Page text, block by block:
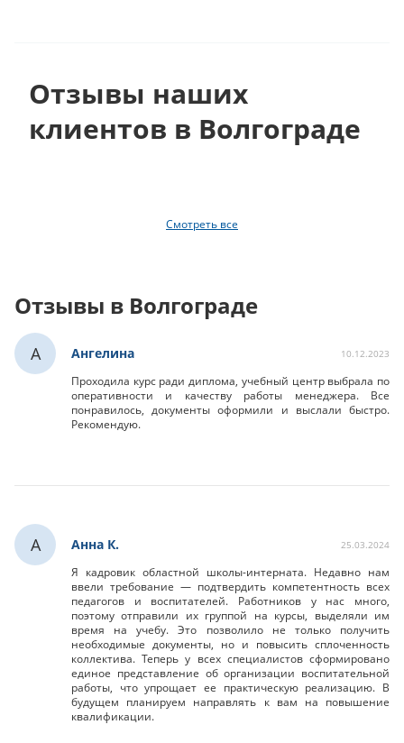
Отзывы наших
клиентов в Волгограде
Смотреть все
Отзывы в Волгограде
А Ангелина 10.12.2023
Проходила курс ради диплома, учебный центр выбрала по
оперативности и качеству работы менеджера. Все
понравилось, документы оформили и выслали быстро.
Рекомендую.
А Анна К. 25.03.2024
Я кадровик областной школы-интерната. Недавно нам
ввели требование — подтвердить компетентность всех
педагогов и воспитателей. Работников у нас много,
поэтому отправили их группой на курсы, выделяли им
время на учебу. Это позволило не только получить
необходимые документы, но и повысить сплоченность
коллектива. Теперь у всех специалистов сформировано
единое представление об организации воспитательной
работы, что упрощает ее практическую реализацию. В
будущем планируем направлять к вам на повышение
квалификации.